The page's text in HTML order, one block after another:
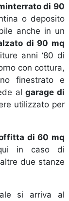
di 90
o deposito
anche in un
di 90 mq
anni ‘80 di
con cottura,
finestrato e
algarage di
utilizzato per
di 60 mq
in caso di
due stanze
si arriva al